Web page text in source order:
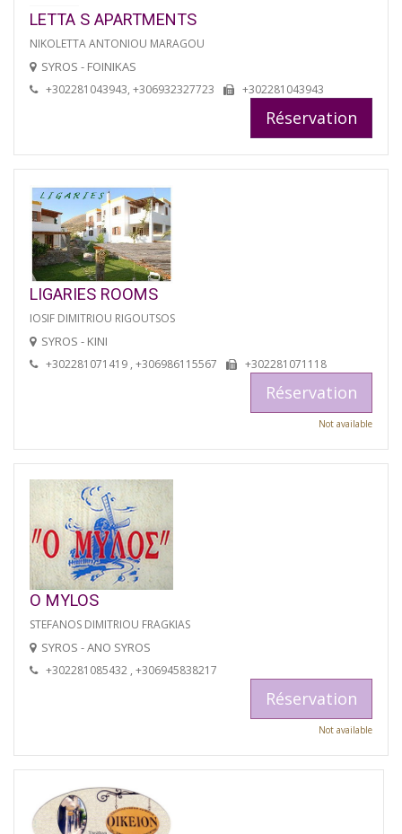
LETTA S APARTMENTS
NIKOLETTA ANTONIOU MARAGOU
SYROS - FOINIKAS
+302281043943, +306932327723 +302281043943
Réservation
LIGARIES ROOMS
IOSIF DIMITRIOU RIGOUTSOS
SYROS - KINI
+302281071419 , +306986115567 +302281071118
Réservation
Not available
O MYLOS
STEFANOS DIMITRIOU FRAGKIAS
SYROS - ANO SYROS
+302281085432 , +306945838217
Réservation
Not available